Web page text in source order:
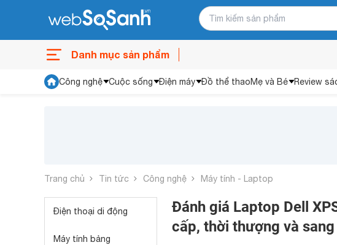
Danh mục sản phẩm
Công nghệ Cuộc sống Điện máy Đồ thể thaoMẹ và Bé Review
Trang chủ Tin tức Công nghệ Máy tính - Laptop
Điện thoại di động
Máy tính bảng
Đánh giá Laptop Dell
cấp, thời thượng và